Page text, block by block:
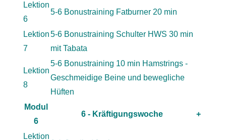
Lektion
6
5-6 Bonustraining Fatburner 20 min
Lektion
7
5-6 Bonustraining Schulter HWS 30 min
mit Tabata
Lektion
8
5-6 Bonustraining 10 min Hamstrings -
Geschmeidige Beine und bewegliche
Hüften
Modul
6
6 - Kräftigungswoche +
Lektion